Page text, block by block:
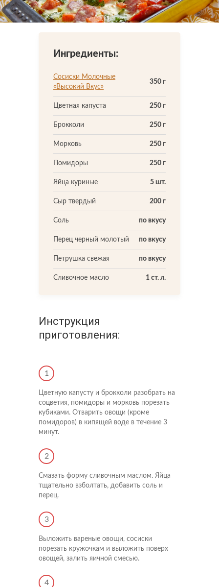
Что-то новенькое
Петрушка свежая по вкусу
Ингредиенты:
Сосиски Молочные
«Высокий Вкус»
350 г
Цветная капуста 250 г
Брокколи 250 г
Морковь 250 г
Помидоры 250 г
Яйца куриные 5 шт.
Сыр твердый 200 г
Соль по вкусу
Перец черный молотый по вкусу
Петрушка свежая по вкусу
Сливочное масло 1 ст. л.
Инструкция
приготовления:
1
Цветную капусту и брокколи разобрать на
соцветия, помидоры и морковь порезать
кубиками. Отварить овощи (кроме
помидоров) в кипящей воде в течение 3
минут.
2
Смазать форму сливочным маслом. Яйца
тщательно взболтать, добавить соль и
перец.
3
Выложить вареные овощи, сосиски
порезать кружочкам и выложить поверх
овощей, залить яичной смесью.
4